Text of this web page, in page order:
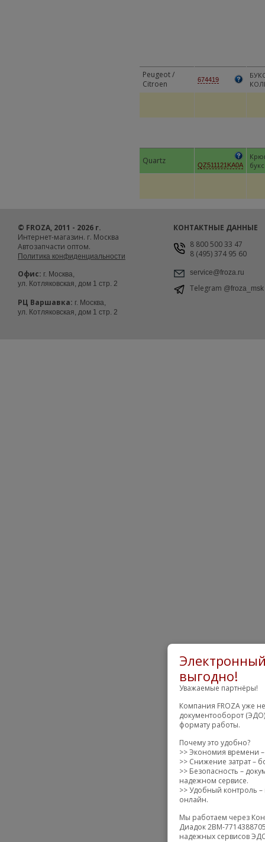
Peugeot /
Citroen
674419
Quartz QZ511121KA0A
выгодно!
Уважаемые партнёры!
Компания FROZA уже
документооборот
формату работы.
Почему это удобно?
>> Экономия времени
>> Снижение затрат –
>> Безопасность –
надежном сервисе.
>> Удобный контроль –
онлайн.
Мы работаем через
Диадок 2BM-
надежных сервисов
© FROZA, 2011 - 2026 г.
Интернет-магазин. г. Москва
Автозапчасти оптом.
Политика конфиденциальности
Офис: г. Москва,
ул. Котляковская, дом 1 стр. 2
РЦ Варшавка: г. Москва,
ул. Котляковская, дом 1 стр. 2
КОНТАКТНЫЕ ДАННЫЕ
8 800 500 33 47
8 (495) 374 95 60
service@froza.ru
Telegram @froza_msk